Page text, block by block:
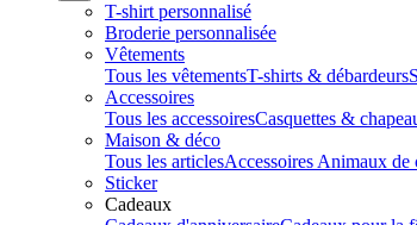
T-shirt personnalisé
Broderie personnalisée
Vêtements
Tous les vêtementsT-shirts & débardeurs
Accessoires
Tous les accessoiresCasquettes &
Maison & déco
Tous les articlesAccessoires Animaux de
Sticker
Cadeaux